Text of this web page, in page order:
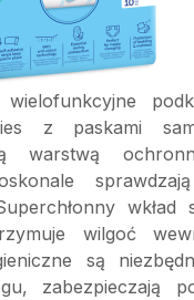
z paskami
warstwą
wkład
wilgoć
są
zabezpieczają